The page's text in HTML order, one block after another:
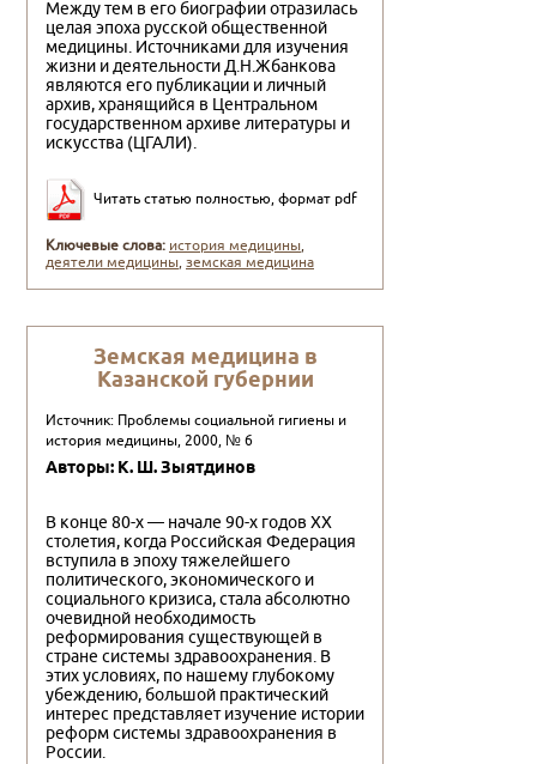
Между тем в его биографии отразилась
целая эпоха русской общественной
медицины. Источниками для изучения
жизни и деятельности Д.Н.Жбанкова
являются его публикации и личный
архив, хранящийся в Центральном
государственном архиве литературы и
искусства (ЦГАЛИ).
Читать статью полностью, формат pdf
Ключевые слова: история медицины,
деятели медицины,земская медицина
Земская медицина в
Казанской губернии
Источник: Проблемы социальной гигиены и
история медицины, 2000, № 6
Авторы: К. Ш. Зыятдинов
В конце 80-х — начале 90-х годов XX
столетия, когда Российская Федерация
вступила в эпоху тяжелейшего
политического, экономического и
социального кризиса, стала абсолютно
очевидной необходимость
реформирования существующей в
стране системы здравоохранения. В
этих условиях, по нашему глубокому
убеждению, большой практический
интерес представляет изучение истории
реформ системы здравоохранения в
России.